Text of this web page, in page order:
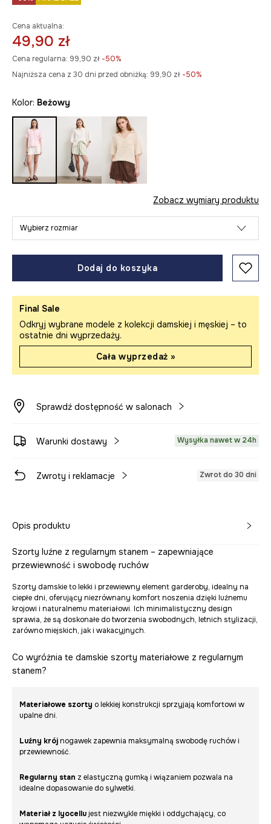
Cena aktualna:
49,90 zł
Cena regularna: 99,90 zł -50%
Najniższa cena z 30 dni przed obniżką: 99,90 zł -50%
Kolor: beżowy
Zobacz wymiary produktu
Wybierz rozmiar
Dodaj do koszyka
Final Sale
Odkryj wybrane modele z kolekcji damskiej i męskiej – to
ostatnie dni wyprzedaży.
Cała wyprzedaż »
Sprawdź dostępność w salonach
Warunki dostawy Wysyłka nawet w 24h
Zwroty i reklamacje Zwrot do 30 dni
Opis produktu
Szorty luźne z regularnym stanem – zapewniające
przewiewność i swobodę ruchów
Szorty damskie to lekki i przewiewny element garderoby, idealny na
ciepłe dni, oferujący niezrównany komfort noszenia dzięki luźnemu
krojowi i naturalnemu materiałowi. Ich minimalistyczny design
sprawia, że są doskonałe do tworzenia swobodnych, letnich stylizacji,
zarówno miejskich, jak i wakacyjnych.
Co wyróżnia te damskie szorty materiałowe z regularnym
stanem?
Materiałowe szorty o lekkiej konstrukcji sprzyjają komfortowi w
upalne dni.
Luźny krój nogawek zapewnia maksymalną swobodę ruchów i
przewiewność.
Regularny stan z elastyczną gumką i wiązaniem pozwala na
idealne dopasowanie do sylwetki.
Materiał z lyocellujest niezwykle miękki i oddychający, co